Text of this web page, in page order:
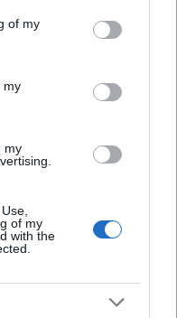
of my
my
my
of my
with the
nije